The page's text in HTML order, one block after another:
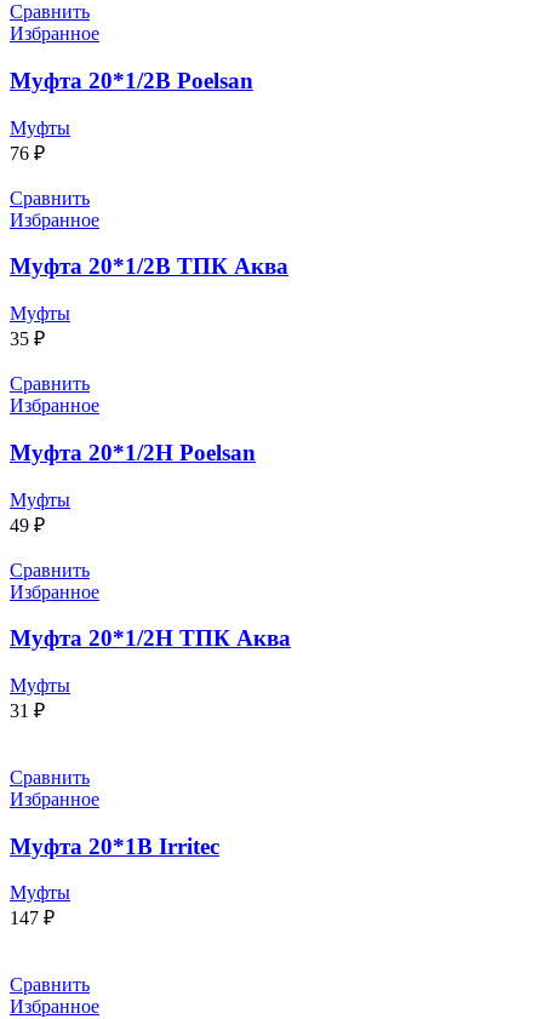
Сравнить
Избранное
Муфта 20*1/2В Poelsan
Муфты
76 ₽
Сравнить
Избранное
Муфта 20*1/2В ТПК Аква
Муфты
35 ₽
Сравнить
Избранное
Муфта 20*1/2Н Poelsan
Муфты
49 ₽
Сравнить
Избранное
Муфта 20*1/2Н ТПК Аква
Муфты
31 ₽
Сравнить
Избранное
Муфта 20*1В Irritec
Муфты
147 ₽
Сравнить
Избранное